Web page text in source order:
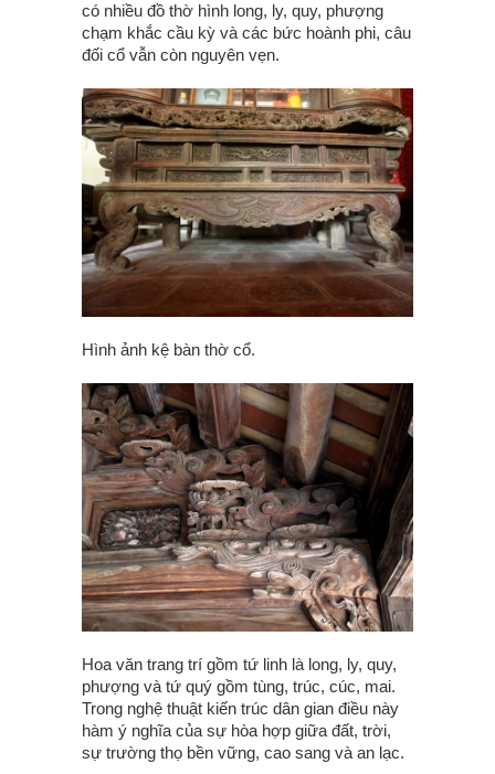
có nhiều đồ thờ hình long, ly, quy, phượng
chạm khắc cầu kỳ và các bức hoành phi, câu
đối cổ vẫn còn nguyên vẹn.
Hình ảnh kệ bàn thờ cổ.
Hoa văn trang trí gồm tứ linh là long, ly, quy,
phượng và tứ quý gồm tùng, trúc, cúc, mai.
Trong nghệ thuật kiến trúc dân gian điều này
hàm ý nghĩa của sự hòa hợp giữa đất, trời,
sự trường thọ bền vững, cao sang và an lạc.